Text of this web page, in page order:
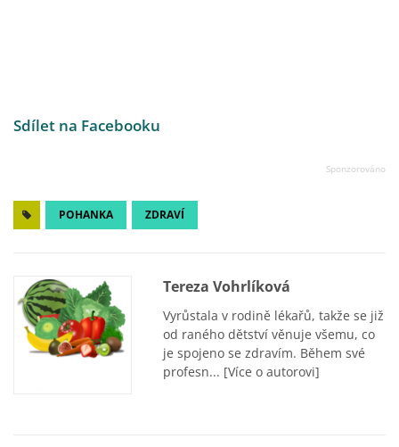
Sdílet na Facebooku
POHANKA ZDRAVÍ
Tereza Vohrlíková
Vyrůstala v rodině lékařů, takže se již
od raného dětství věnuje všemu, co
je spojeno se zdravím. Během své
profesn... [Více o autorovi]